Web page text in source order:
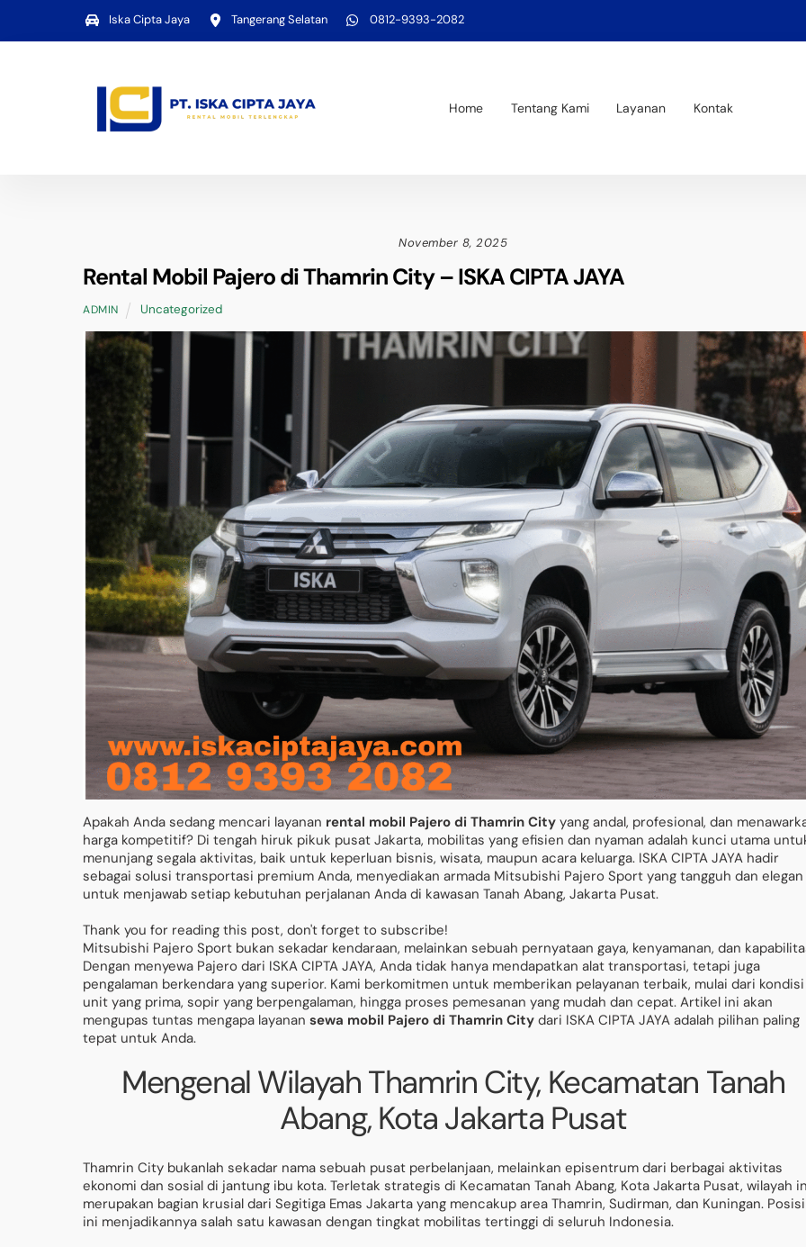
content
Iska Cipta Jaya Tangerang Selatan 0812-9393-2082
Home Tentang Kami Layanan Kontak
November 8, 2025
Rental Mobil Pajero di Thamrin City – ISKA CIPTA JAYA
ADMIN Uncategorized
Apakah Anda sedang mencari layanan rental mobil Pajero di Thamrin City yang andal, profesional, dan
harga kompetitif? Di tengah hiruk pikuk pusat Jakarta, mobilitas yang efisien dan nyaman adalah kunci utama
menunjang segala aktivitas, baik untuk keperluan bisnis, wisata, maupun acara keluarga. ISKA CIPTA JAYA hadir
sebagai solusi transportasi premium Anda, menyediakan armada Mitsubishi Pajero Sport yang tangguh dan elegan
untuk menjawab setiap kebutuhan perjalanan Anda di kawasan Tanah Abang, Jakarta Pusat.
Thank you for reading this post, don't forget to subscribe!
Mitsubishi Pajero Sport bukan sekadar kendaraan, melainkan sebuah pernyataan gaya, kenyamanan, dan
Dengan menyewa Pajero dari ISKA CIPTA JAYA, Anda tidak hanya mendapatkan alat transportasi, tetapi juga
pengalaman berkendara yang superior. Kami berkomitmen untuk memberikan pelayanan terbaik, mulai dari kondisi
unit yang prima, sopir yang berpengalaman, hingga proses pemesanan yang mudah dan cepat. Artikel ini akan
mengupas tuntas mengapa layanan sewa mobil Pajero di Thamrin City dari ISKA CIPTA JAYA adalah pilihan paling
tepat untuk Anda.
Mengenal Wilayah Thamrin City, Kecamatan Tanah
Abang, Kota Jakarta Pusat
Thamrin City bukanlah sekadar nama sebuah pusat perbelanjaan, melainkan episentrum dari berbagai aktivitas
ekonomi dan sosial di jantung ibu kota. Terletak strategis di Kecamatan Tanah Abang, Kota Jakarta Pusat, wilayah
merupakan bagian krusial dari Segitiga Emas Jakarta yang mencakup area Thamrin, Sudirman, dan Kuningan. Posisi
ini menjadikannya salah satu kawasan dengan tingkat mobilitas tertinggi di seluruh Indonesia.